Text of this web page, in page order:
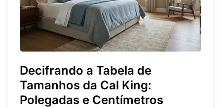
Decifrando a Tabela de
Tamanhos da Cal King:
Polegadas e Centímetros